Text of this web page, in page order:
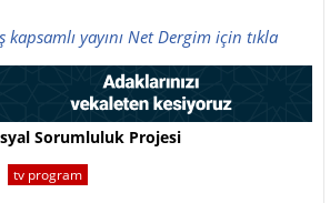
yayını Net Dergim için tıkla
Sorumluluk Projesi
tv program